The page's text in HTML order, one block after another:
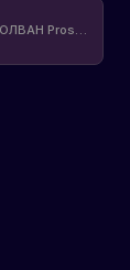
БОЛВАН Prostoj